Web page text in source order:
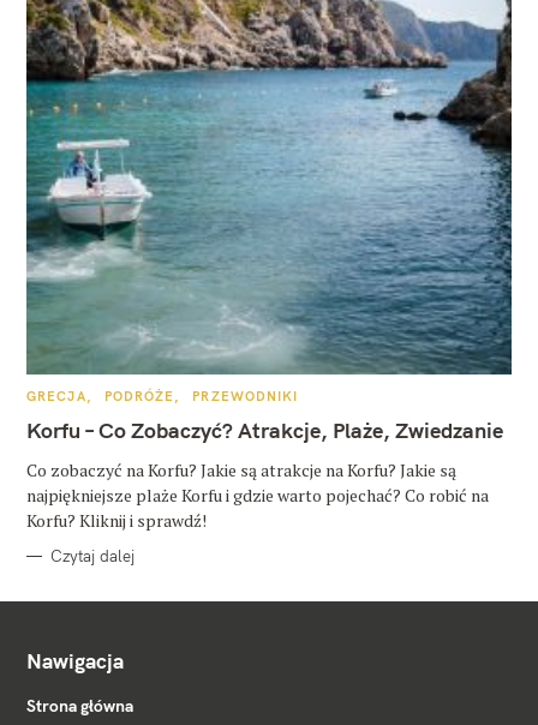
K
T
E
O
R
I
GRECJA PODRÓŻE PRZEWODNIKI
Korfu – Co Zobaczyć? Atrakcje, Plaże, Zwiedzanie
Co zobaczyć na Korfu? Jakie są atrakcje na Korfu? Jakie są
najpiękniejsze plaże Korfu i gdzie warto pojechać? Co robić na
Korfu? Kliknij i sprawdź!
Czytaj dalej
Nawigacja
Strona główna